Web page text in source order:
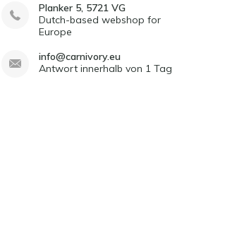
Planker 5, 5721 VG
Dutch-based webshop for
Europe
info@carnivory.eu
Antwort innerhalb von 1 Tag